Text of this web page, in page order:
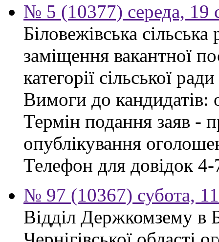
№ 5 (10377) середа, 19
Біловежівська
заміщення вакантної
категорії сільської
Вимоги до кандидатів:
Термін подання заяв -
опублікування
Телефон для довідок
№ 97 (10367) субота,
Відділ Держкомзему в